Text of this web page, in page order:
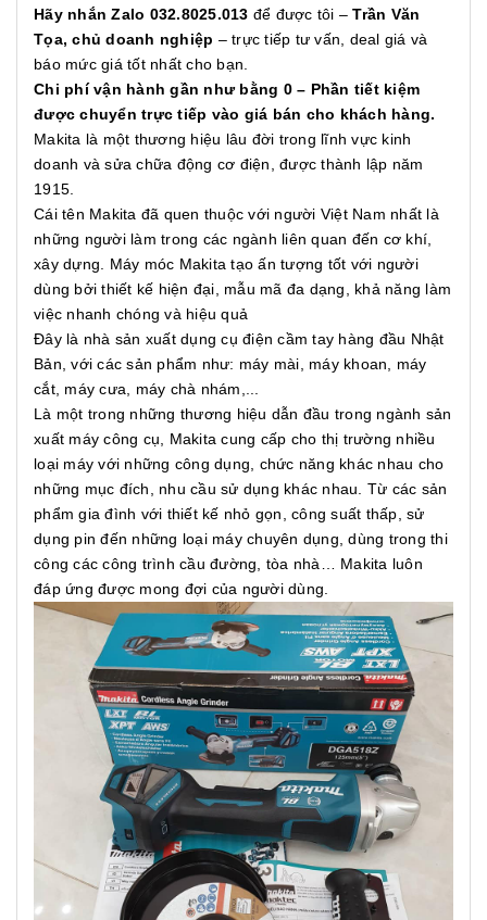
Hãy nhắn Zalo 032.8025.013 để được tôi –Trần Văn
Tọa, chủ doanh nghiệp – trực tiếp tư vấn, deal giá và
báo mức giá tốt nhất cho bạn.
Chi phí vận hành gần như bằng 0 – Phần tiết kiệm
được chuyển trực tiếp vào giá bán cho khách hàng.
Makita là một thương hiệu lâu đời trong lĩnh vực kinh
doanh và sửa chữa động cơ điện, được thành lập năm
1915.
Cái tên Makita đã quen thuộc với người Việt Nam nhất là
những người làm trong các ngành liên quan đến cơ khí,
xây dựng. Máy móc Makita tạo ấn tượng tốt với người
dùng bởi thiết kế hiện đại, mẫu mã đa dạng, khả năng làm
việc nhanh chóng và hiệu quả
Đây là nhà sản xuất dụng cụ điện cầm tay hàng đầu Nhật
Bản, với các sản phẩm như: máy mài, máy khoan, máy
cắt, máy cưa, máy chà nhám,...
Là một trong những thương hiệu dẫn đầu trong ngành sản
xuất máy công cụ, Makita cung cấp cho thị trường nhiều
loại máy với những công dụng, chức năng khác nhau cho
những mục đích, nhu cầu sử dụng khác nhau. Từ các sản
phẩm gia đình với thiết kế nhỏ gọn, công suất thấp, sử
dụng pin đến những loại máy chuyên dụng, dùng trong thi
công các công trình cầu đường, tòa nhà… Makita luôn
đáp ứng được mong đợi của người dùng.